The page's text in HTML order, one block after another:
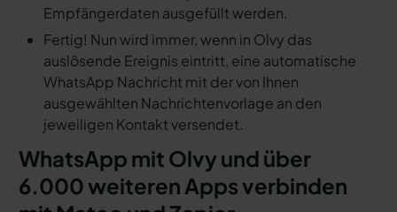
Empfängerdaten ausgefüllt werden.
Fertig! Nun wird immer, wenn in Olvy das
auslösende Ereignis eintritt, eine automatische
WhatsApp Nachricht mit der von Ihnen
ausgewählten Nachrichtenvorlage an den
jeweiligen Kontakt versendet.
WhatsApp mit Olvy und über
6.000 weiteren Apps verbinden